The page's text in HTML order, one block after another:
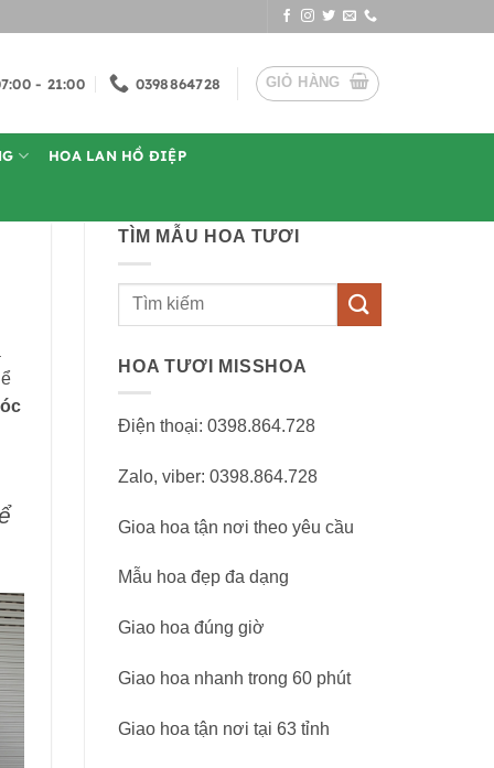
- 21:00 0398864728 GIỎ HÀNG
HOA LAN HỒ ĐIỆP
TÌM MẪU HOA TƯƠI
Tìm
HOA TƯƠI MISSHOA
Điện thoại: 0398.864.728
Zalo, viber: 0398.864.728
Gioa hoa tận nơi theo yêu cầu
Mẫu hoa đẹp đa dạng
Giao hoa đúng giờ
Giao hoa nhanh trong 60 phút
Giao hoa tận nơi tại 63 tỉnh